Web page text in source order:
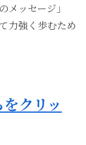
メッセージ」
力強く歩むため
クリッ